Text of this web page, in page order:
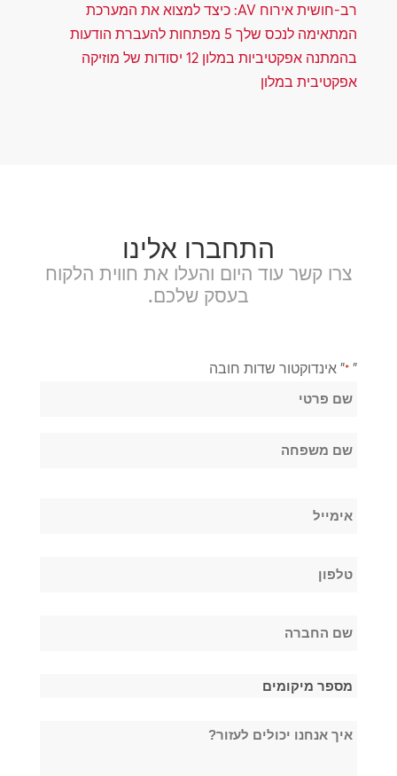
רב-חושית
אירוח AV: כיצד למצוא את המערכת
המתאימה לנכס שלך
5 מפתחות להעברת הודעות
בהמתנה אפקטיביות במלון
12 יסודות של מוזיקה
אפקטיבית במלון
התחברו אלינו
צרו קשר עוד היום והעלו את חווית הלקוח
בעסק שלכם.
"
*" אינדוקטור שדות חובה
שֵׁם
משפחה
אימייל
טלפון
שם
מספר
*
איך